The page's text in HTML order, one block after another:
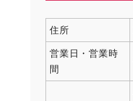
住所
営業日・営業時
間